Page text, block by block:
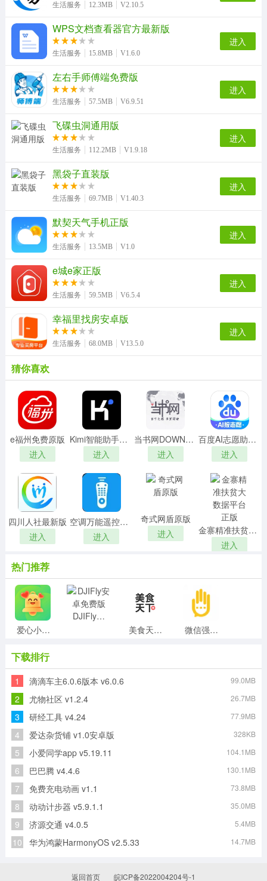
微差事软件无广告版
生活服务 12.3MB V2.10.5
WPS文档查看器官方最新版
生活服务 15.8MB V1.6.0
进入
左右手师傅端免费版
生活服务 57.5MB V6.9.51
进入
飞碟虫洞通用版
生活服务 112.2MB V1.9.18
进入
黑袋子直装版
生活服务 69.7MB V1.40.3
进入
默契天气手机正版
生活服务 13.5MB V1.0
进入
e城e家正版
生活服务 59.5MB V6.5.4
进入
幸福里找房安卓版
生活服务 68.0MB V13.5.0
进入
猜你喜欢
e福州免费原版
进入
Kimi智能助手最新版
进入
当书网DOWNBOOK安卓免费版
进入
百度AI志愿助手手机最新版
进入
四川人社最新版
进入
空调万能遥控器王安卓版
进入
奇式网盾原版
进入
金寨精准扶贫大数据平台正版
进入
热门推荐
爱心小叮当直装版
DJIFly安卓免费版
美食天下免费版
微信强制撤回消息无广告版
纳米AI手机正版
黑龙江全省事安卓官方版
万科分享家官方最新版
下载排行
1 滴滴车主6.0.6版本 v6.0.6 99.0MB
2 尤物社区 v1.2.4 26.7MB
3 研经工具 v4.24 77.9MB
4 爱达杂货铺 v1.0安卓版 328KB
5 小爱同学app v5.19.11 104.1MB
6 巴巴腾 v4.4.6 130.1MB
7 免费充电动画 v1.1 73.8MB
8 动动计步器 v5.9.1.1 35.0MB
9 济源交通 v4.0.5 5.4MB
10 华为鸿蒙HarmonyOS v2.5.33 14.7MB
返回首页 皖ICP备2022004204号-1